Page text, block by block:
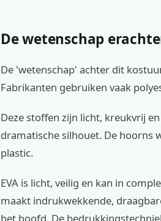
De wetenschap
De 'wetenschap' achter dit
Fabrikanten gebruiken vaak
Deze stoffen zijn licht, kreukvrij
dramatische silhouet. De hoorns
plastic.
EVA is licht, veilig en kan in
maakt indrukwekkende,